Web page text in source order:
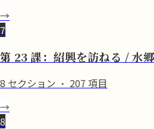
→
7
第 23 課：紹興を訪ねる / 水
8 セクション · 207 項目
→
8